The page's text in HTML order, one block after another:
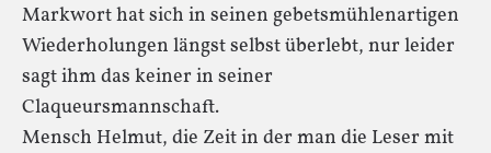
Markwort hat sich in seinen gebetsmühlenartigen
Wiederholungen längst selbst überlebt, nur leider
sagt ihm das keiner in seiner
Claqueursmannschaft.
Mensch Helmut, die Zeit in der man die Leser mit